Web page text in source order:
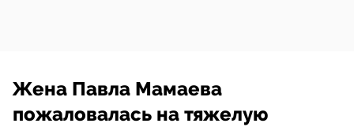
Жена Павла Мамаева
пожаловалась на тяжелую